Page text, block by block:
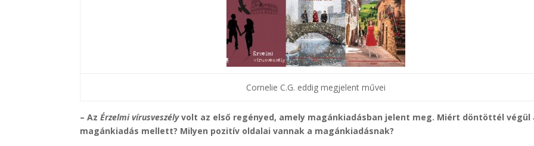
Cornelie C.G. eddig megjelent művei
– AzÉrzelmi vírusveszélyvolt az első regényed, amely magánkiadásban jelent meg. Miért döntöttél végül
magánkiadás mellett? Milyen pozitív oldalai vannak a magánkiadásnak?